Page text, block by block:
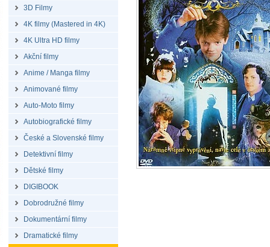
3D Filmy
4K filmy (Mastered in 4K)
4K Ultra HD filmy
Akční filmy
Anime / Manga filmy
Animované filmy
Auto-Moto filmy
Autobiografické filmy
České a Slovenské filmy
Detektivní filmy
Dětské filmy
DIGIBOOK
Dobrodružné filmy
Dokumentární filmy
Dramatické filmy